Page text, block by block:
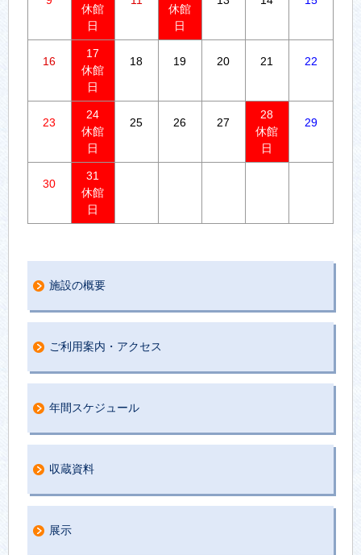
休館
日
休館
日
16
17
休館
日
18 19 20 21 22
23
24
休館
日
25 26 27
28
休館
日
29
30
31
休館
日
施設の概要
ご利用案内・アクセス
年間スケジュール
収蔵資料
展示